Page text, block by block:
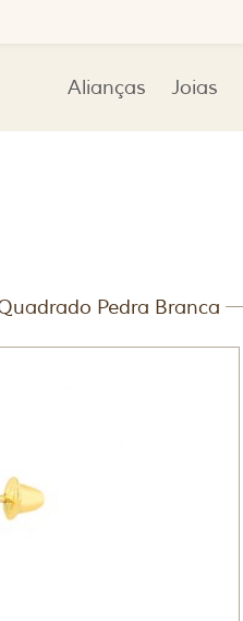
Alianças Joias
Pedra Branca